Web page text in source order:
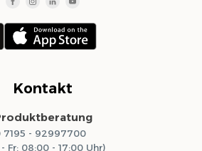
Kontakt
7195 - 92997700
Fr: 08:00 - 17:00 Uhr)